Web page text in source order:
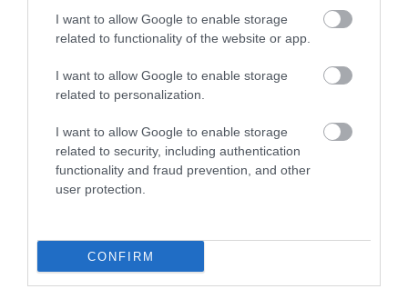
I want to allow Google to enable storage
related to functionality of the website or app.
I want to allow Google to enable storage
related to personalization.
I want to allow Google to enable storage
related to security, including authentication
functionality and fraud prevention, and other
user protection.
CONFIRM
megfelelő mulcs nemcsak csökkenti a párolgást és megőrzi a talaj
nedvességét…